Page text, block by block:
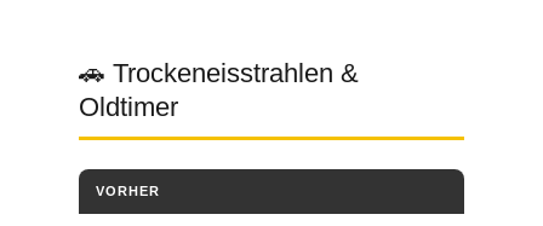
🚗 Trockeneisstrahlen &
Oldtimer
VORHER